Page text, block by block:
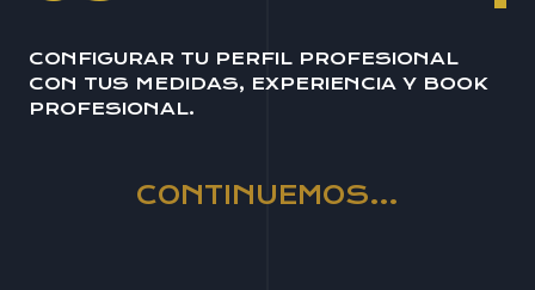
CONFIGURAR TU PERFIL PROFESIONAL
CON TUS MEDIDAS, EXPERIENCIA Y BOOK
PROFESIONAL.
CONTINUEMOS…